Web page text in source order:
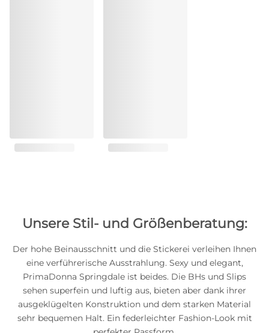
Unsere Stil- und Größenberatung:
Der hohe Beinausschnitt und die Stickerei verleihen Ihnen
eine verführerische Ausstrahlung. Sexy und elegant,
PrimaDonna Springdale ist beides. Die BHs und Slips
sehen superfein und luftig aus, bieten aber dank ihrer
ausgeklügelten Konstruktion und dem starken Material
sehr bequemen Halt. Ein federleichter Fashion-Look mit